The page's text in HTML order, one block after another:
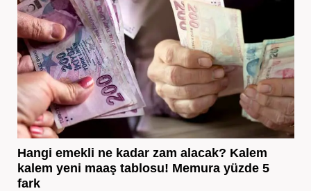
Hangi emekli ne kadar zam alacak? Kalem
kalem yeni maaş tablosu! Memura yüzde 5
fark